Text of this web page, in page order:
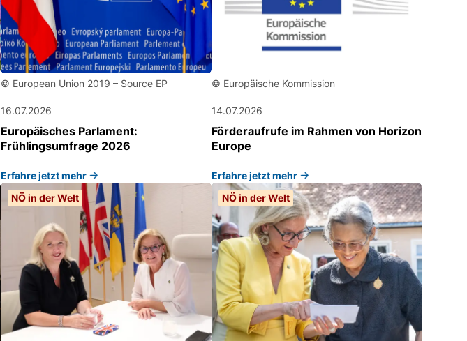
© European Union 2019 – Source EP
16.07.2026
Europäisches Parlament:
Frühlingsumfrage 2026
Erfahre jetzt mehr
© Europäische Kommission
14.07.2026
Förderaufrufe im Rahmen von Horizon
Europe
Erfahre jetzt mehr
NÖ in der Welt NÖ in der Welt